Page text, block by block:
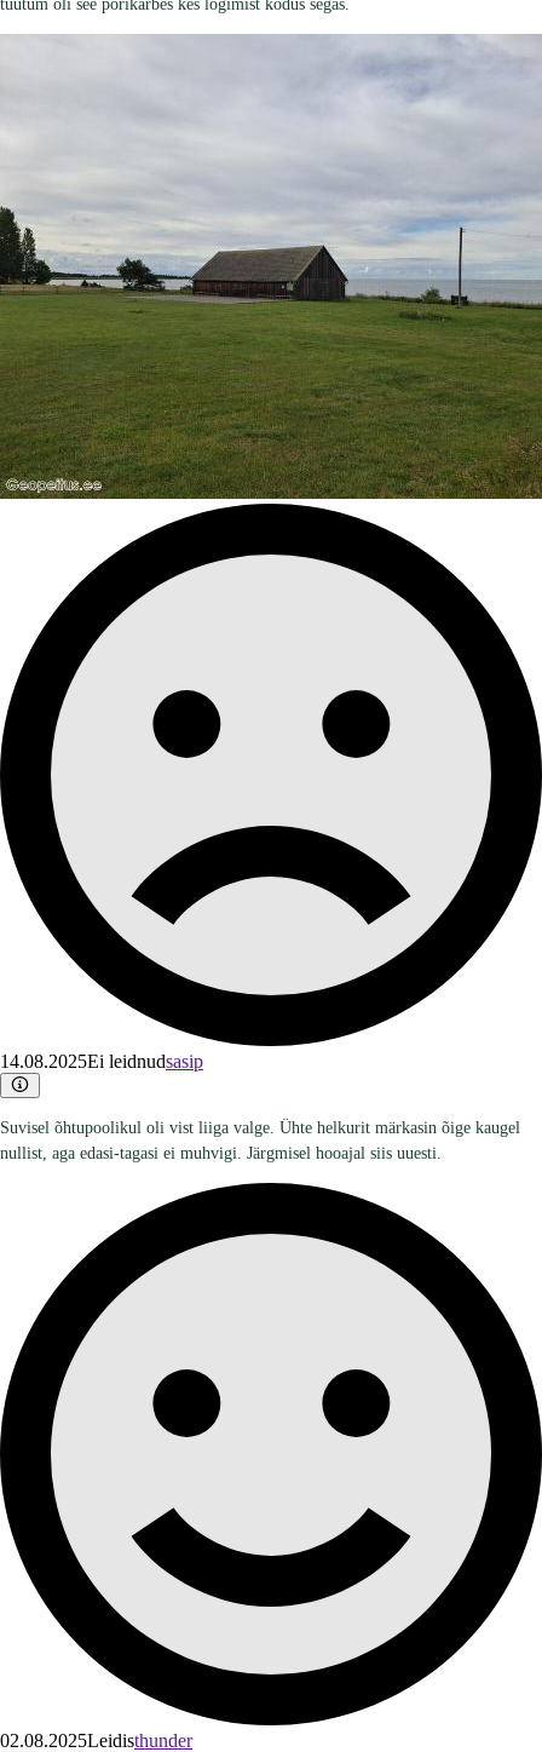
tüütum oli see porikärbes kes logimist kodus segas.
14.08.2025Ei leidnudsasip
Suvisel õhtupoolikul oli vist liiga valge. Ühte helkurit märkasin õige kaugel
nullist, aga edasi-tagasi ei muhvigi. Järgmisel hooajal siis uuesti.
02.08.2025Leidisthunder